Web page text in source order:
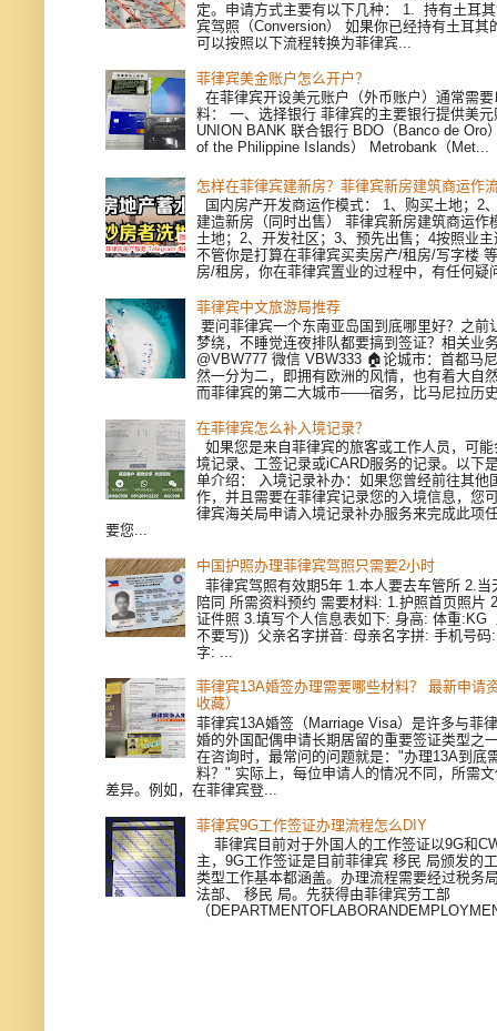
定。申请方式主要有以下几种： 1. 持有土耳
宾驾照（Conversion） 如果你已经持有土耳其
可以按照以下流程转换为菲律宾...
菲律宾美金账户怎么开户？
在菲律宾开设美元账户（外币账户）通常需
料： 一、选择银行 菲律宾的主要银行提供美
UNION BANK 联合银行 BDO（Banco de Oro
of the Philippine Islands） Metrobank（Met...
怎样在菲律宾建新房？菲律宾新房建筑商运作
国内房产开发商运作模式： 1、购买土地；2
建造新房（同时出售） 菲律宾新房建筑商运作
土地；2、开发社区；3、预先出售；4按照业
不管你是打算在菲律宾买卖房产/租房/写字楼
房/租房，你在菲律宾置业的过程中，有任何疑
菲律宾中文旅游局推荐
要问菲律宾一个东南亚岛国到底哪里好？之前
梦绕，不睡觉连夜排队都要搞到签证？相关业
@VBW777 微信 VBW333 🏠论城市：首都马
然一分为二，即拥有欧洲的风情，也有着大自
而菲律宾的第二大城市——宿务，比马尼拉历
在菲律宾怎么补入境记录？
如果您是来自菲律宾的旅客或工作人员，可
境记录、工签记录或iCARD服务的记录。以下
单介绍： 入境记录补办：如果您曾经前往其他
作，并且需要在菲律宾记录您的入境信息，您
律宾海关局申请入境记录补办服务来完成此项
要您...
中国护照办理菲律宾驾照只需要2小时
菲律宾驾照有效期5年 1.本人要去车管所 2.当
陪同 所需资料预约 需要材料: 1.护照首页照片
证件照 3.填写个人信息表如下: 身高: 体重:KG
不要写)) 父亲名字拼音: 母亲名字拼: 手机号码
字: ...
菲律宾13A婚签办理需要哪些材料？ 最新申请
收藏）
菲律宾13A婚签（Marriage Visa）是许多与菲
婚的外国配偶申请长期居留的重要签证类型之
在咨询时，最常问的问题就是："办理13A到底
料？" 实际上，每位申请人的情况不同，所需
差异。例如，在菲律宾登...
菲律宾9G工作签证办理流程怎么DIY
菲律宾目前对于外国人的工作签证以9G和
主，9G工作签证是目前菲律宾 移民 局颁发的
类型工作基本都涵盖。办理流程需要经过税务
法部、 移民 局。先获得由菲律宾劳工部
（